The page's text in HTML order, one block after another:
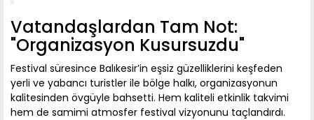
Vatandaşlardan Tam Not:
"Organizasyon Kusursuzdu"
Festival süresince Balıkesir’in eşsiz güzelliklerini keşfeden
yerli ve yabancı turistler ile bölge halkı, organizasyonun
kalitesinden övgüyle bahsetti. Hem kaliteli etkinlik takvimi
hem de samimi atmosfer festival vizyonunu taçlandırdı.